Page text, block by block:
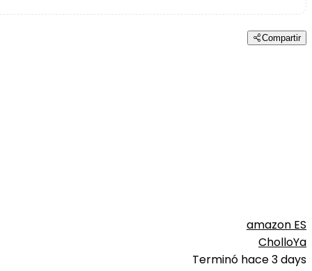
Compartir
amazon ES
CholloYa
Terminó hace 3 days